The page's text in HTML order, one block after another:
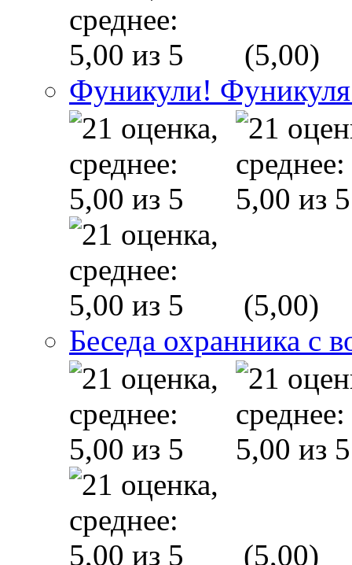
(5,00)
Фуникули!
(5,00)
Беседа охранника с
(5,00)